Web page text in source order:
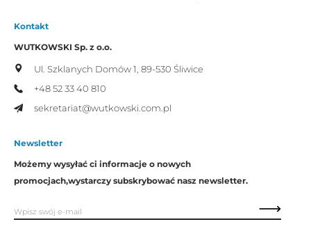
Kontakt
WUTKOWSKI Sp. z o.o.
Ul. Szklanych Domów 1, 89-530 Śliwice
+48 52 33 40 810
sekretariat@wutkowski.com.pl
Newsletter
Możemy wysyłać ci informacje o nowych
promocjach,wystarczy subskrybować nasz newsletter.